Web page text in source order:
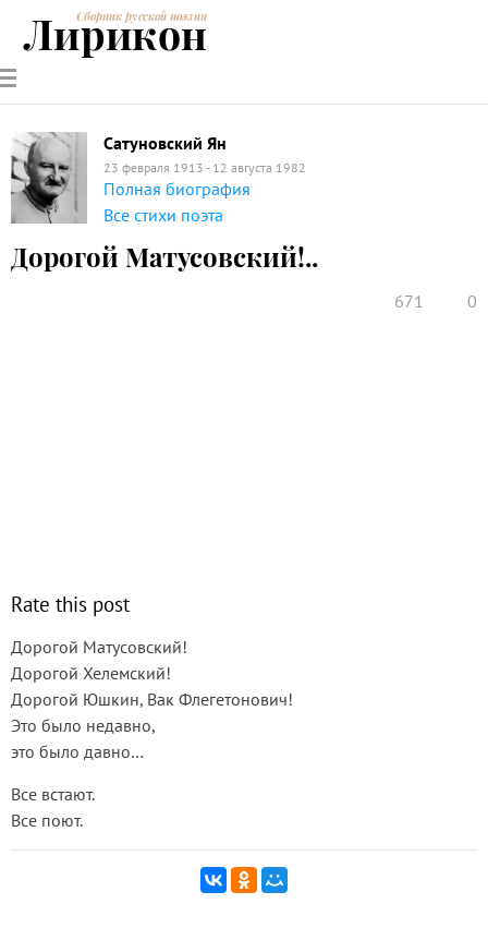
РУССКИЕ
ПОЭТЫ
СОВРЕМЕННИКИЭНЦИКЛОПЕДИЯ
ПОЭЗИИ
Сборник русской поэзии
Лирикон
Сатуновский Ян
23 февраля 1913 - 12 августа 1982
Полная биография
Все стихи поэта
Дорогой Матусовский!..
671 0
Rate this post
Дорогой Матусовский!
Дорогой Хелемский!
Дорогой Юшкин, Вак Флегетонович!
Это было недавно,
это было давно…
Все встают.
Все поют.